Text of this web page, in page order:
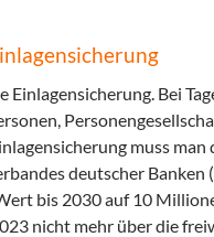
Bei
muss
deutscher
bis 2030 auf 10
nicht mehr über die